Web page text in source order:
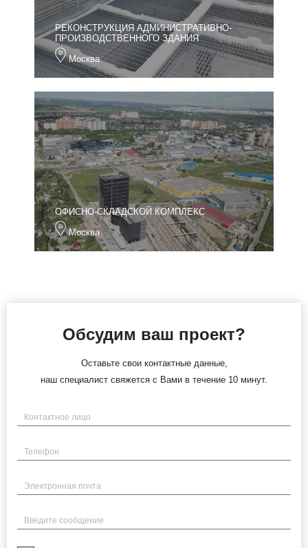
РЕКОНСТРУКЦИЯ АДМИНИСТРАТИВНО-
ПРОИЗВОДСТВЕННОГО ЗДАНИЯ
Москва
ОФИСНО-СКЛАДСКОЙ КОМПЛЕКС
Москва
Обсудим ваш проект?
Оставьте свои контактные данные,
наш специалист свяжется с Вами в течение 10 минут.
Имя
Телефон
Электронная почта
Введите сообщение